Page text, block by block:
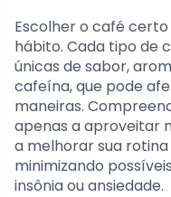
Escolher o café
hábito. Cada tipo de
únicas de sabor,
cafeína, que pode
maneiras.
apenas a aproveitar
a melhorar sua
minimizando
insônia ou ansiedade.